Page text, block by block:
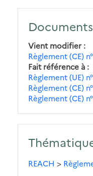
Vient modifier
Règlement (CE)
Fait référence à
Règlement (UE)
Règlement (CE)
Règlement (CE)
REACH >